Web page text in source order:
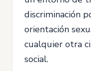
discriminación
orientación
cualquier otra
social.